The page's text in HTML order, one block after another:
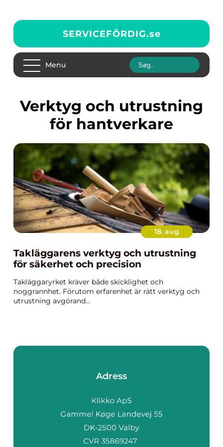
SERVICEFÖRDIG.se
Menu
Verktyg och utrustning
för hantverkare
18. aug
Takläggarens verktyg och utrustning
för säkerhet och precision
Takläggaryrket kräver både skicklighet och
noggrannhet. Förutom erfarenhet är rätt verktyg och
utrustning avgörand...
Adress